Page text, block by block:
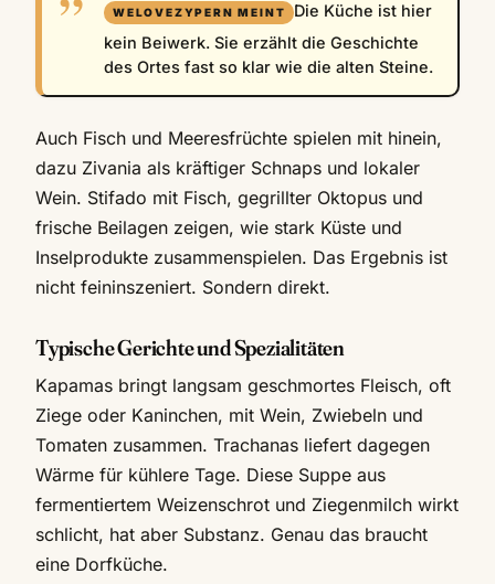
Die Küche ist hier
kein Beiwerk. Sie erzählt die Geschichte
des Ortes fast so klar wie die alten Steine.
Auch Fisch und Meeresfrüchte spielen mit hinein,
dazu Zivania als kräftiger Schnaps und lokaler
Wein. Stifado mit Fisch, gegrillter Oktopus und
frische Beilagen zeigen, wie stark Küste und
Inselprodukte zusammenspielen. Das Ergebnis ist
nicht feininszeniert. Sondern direkt.
Typische Gerichte und Spezialitäten
Kapamas bringt langsam geschmortes Fleisch, oft
Ziege oder Kaninchen, mit Wein, Zwiebeln und
Tomaten zusammen. Trachanas liefert dagegen
Wärme für kühlere Tage. Diese Suppe aus
fermentiertem Weizenschrot und Ziegenmilch wirkt
schlicht, hat aber Substanz. Genau das braucht
eine Dorfküche.